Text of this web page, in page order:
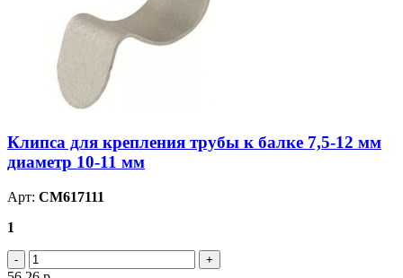
Клипса для крепления трубы к балке 7,5-12 мм
диаметр 10-11 мм
Арт: CM617111
1